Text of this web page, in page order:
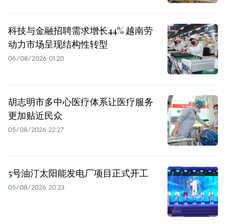
科技与金融招聘需求增长44% 越南劳
动力市场呈现结构性转型
06/08/2026 01:20
胡志明市多中心医疗体系让医疗服务
更加贴近民众
05/08/2026 22:27
5号油汀太阳能发电厂项目正式开工
05/08/2026 20:23